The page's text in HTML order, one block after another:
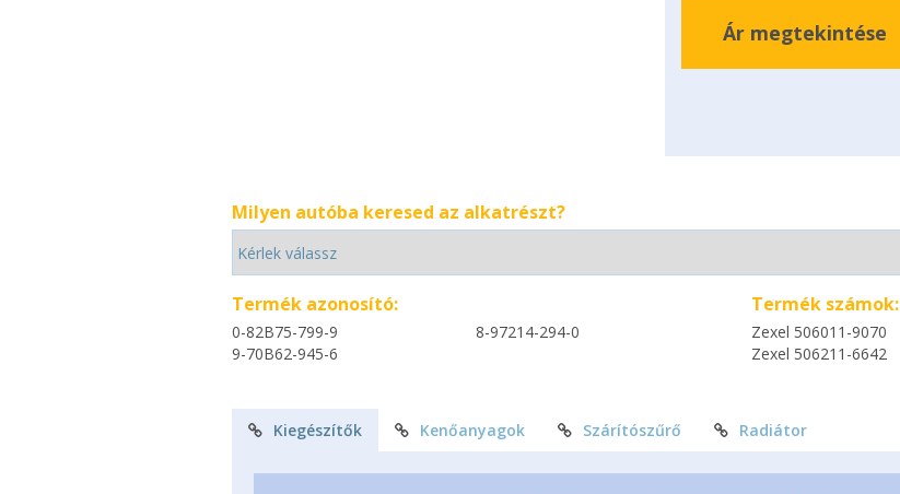
Ár megtekintése
Milyen autóba keresed az alkatrészt?
Termék azonosító:
0-82B75-799-9
8-97214-294-0
9-70B62-945-6
Termék számok:
Zexel 506011-9070
Zexel 506211-6642
Kiegészítők Kenőanyagok Szárítószűrő Radiátor